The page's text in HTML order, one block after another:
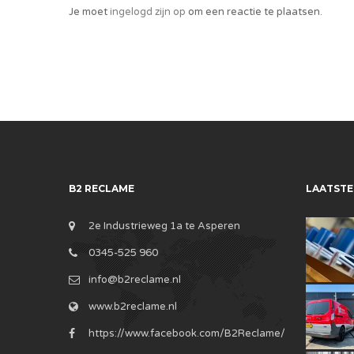
Je moetingelogd zijn op om een reactie te plaatsen.
B2 RECLAME
2e Industrieweg 1a te Asperen
0345-525 960
info@b2reclame.nl
www.b2reclame.nl
https://www.facebook.com/B2Reclame/